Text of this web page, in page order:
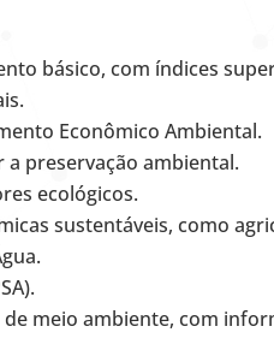
básico, com índices
Econômico Ambiental.
preservação ambiental.
ecológicos.
sustentáveis, como
meio ambiente, com